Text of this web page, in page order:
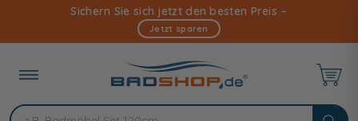
Inhalt
Sichern Sie sich jetzt den besten Preis –
Jetzt sparen